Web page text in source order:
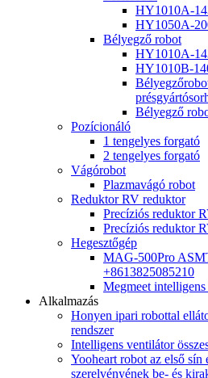
HY1010A-
HY1050A-
Bélyegző robot
HY1010A-
HY1010B-
Bélyegző
Pozícionáló
1 tengelyes forgató
2 tengelyes forgató
Vágórobot
Plazmavágó robot
Reduktor RV reduktor
Precíziós reduktor
Precíziós reduktor
Hegesztőgép
MAG-500Pro
+8613825085210
Megmeet
Alkalmazás
Honyen ipari robottal
rendszer
Intelligens ventilátor
Yooheart robot az első sín
szerelvényének be- és